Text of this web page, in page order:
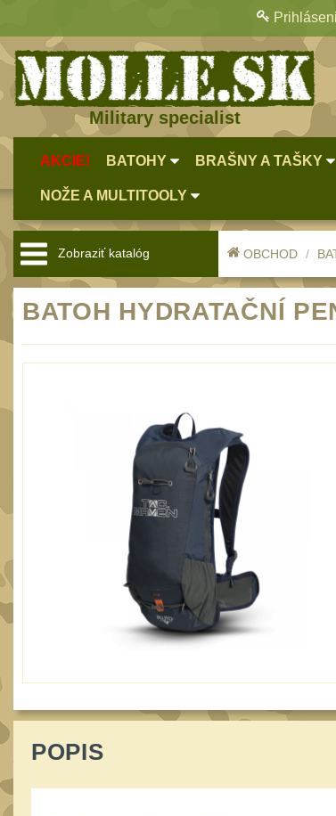
Military specialist
AKCIE! BATOHY BRAŠNY A TAŠKY
NOŽE A MULTITOOLY
Zobraziť katalóg OBCHOD
BATOH HYDRATAČNÍ
POPIS